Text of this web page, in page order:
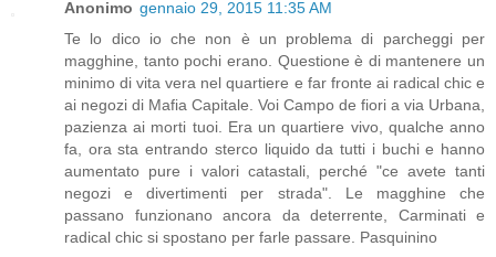
Anonimo gennaio 29, 2015 11:35 AM
Te lo dico io che non è un problema di parcheggi per
magghine, tanto pochi erano. Questione è di mantenere un
minimo di vita vera nel quartiere e far fronte ai radical chic e
ai negozi di Mafia Capitale. Voi Campo de fiori a via Urbana,
pazienza ai morti tuoi. Era un quartiere vivo, qualche anno
fa, ora sta entrando sterco liquido da tutti i buchi e hanno
aumentato pure i valori catastali, perché "ce avete tanti
negozi e divertimenti per strada". Le magghine che
passano funzionano ancora da deterrente, Carminati e
radical chic si spostano per farle passare. Pasquinino